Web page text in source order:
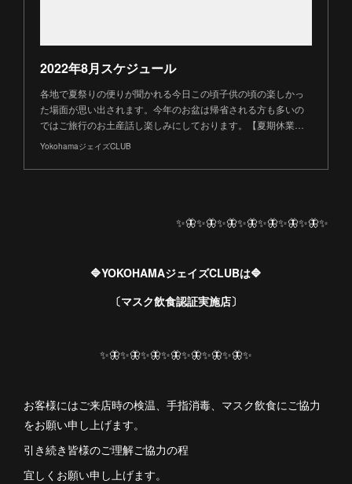
2022年8月スケジュール
各地で夏祭りの便りが聞かれる今日この頃子供の頃の楽しかっ
た場面が思い出されます。今年のお盆は帰省される方も多いの
ではご旅行のお土産話し楽しみにしております。【夏期休業…
YokohamaジェイズCLUB
✨🦋✨🦋✨🦋✨🦋✨🦋✨🦋✨🦋✨
🔷YOKOHAMAジェイズCLUBは🔷
〔マスク飲食認証実施店〕
✨🦋✨🦋✨🦋✨🦋✨🦋✨🦋✨🦋✨
お客様にはご来店時の検温、手指消毒、マスク飲食にご協力
をお願い申し上げます。
引き続き皆様のご理解ご協力の程
宜しくお願い申し上げます。